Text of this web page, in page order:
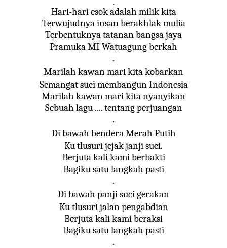
Hari-hari esok adalah milik kita
Terwujudnya insan berakhlak mulia
Terbentuknya tatanan bangsa jaya
Pramuka MI Watuagung berkah
.
Marilah kawan mari kita kobarkan
Semangat suci membangun Indonesia
Marilah kawan mari kita nyanyikan
Sebuah lagu .... tentang perjuangan
.
Di bawah bendera Merah Putih
Ku tlusuri jejak janji suci.
Berjuta kali kami berbakti
Bagiku satu langkah pasti
.
Di bawah panji suci gerakan
Ku tlusuri jalan pengabdian
Berjuta kali kami beraksi
Bagiku satu langkah pasti
.